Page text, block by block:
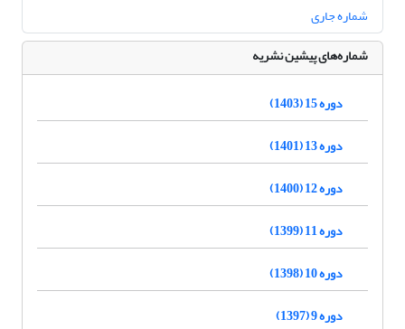
شماره جاری
شماره‌های پیشین نشریه
دوره 15 (1403)
دوره 13 (1401)
دوره 12 (1400)
دوره 11 (1399)
دوره 10 (1398)
دوره 9 (1397)